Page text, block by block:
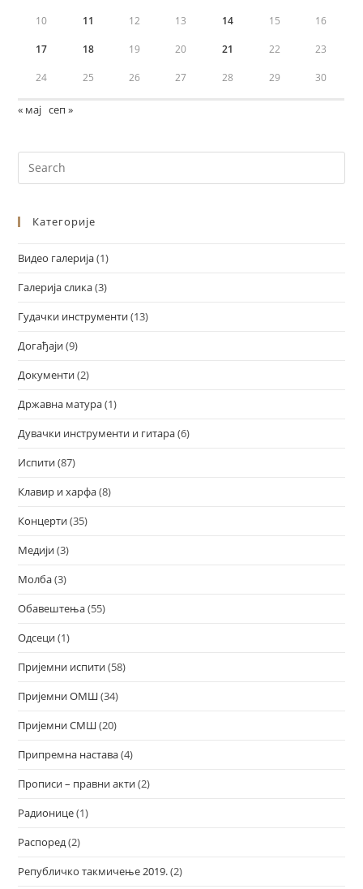
10 11 12 13 14 15 16
17 18 19 20 21 22 23
24 25 26 27 28 29 30
« мај сеп »
Категорије
Видео галерија(1)
Галерија слика(3)
Гудачки инструменти(13)
Догађаји(9)
Документи(2)
Државна матура(1)
Дувачки инструменти и гитара(6)
Испити(87)
Клавир и харфа(8)
Концерти(35)
Медији(3)
Молба(3)
Обавештења(55)
Одсеци(1)
Пријемни испити(58)
Пријемни ОМШ(34)
Пријемни СМШ(20)
Припремна настава(4)
Прописи – правни акти(2)
Радионице(1)
Распоред(2)
Републичко такмичење 2019.(2)